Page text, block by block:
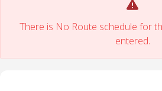
There is No Route schedule for
entered.